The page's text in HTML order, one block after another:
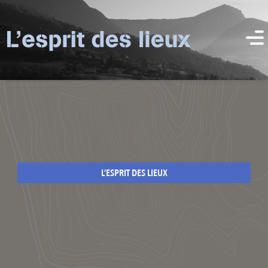
L’ESPRIT DES LIEUX